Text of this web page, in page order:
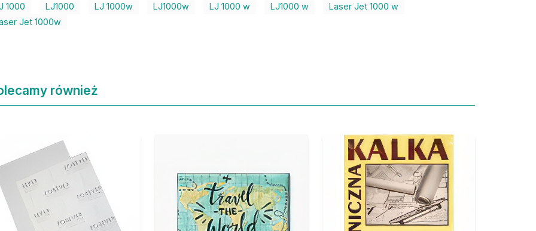
1000 LJ1000 LJ 1000w LJ1000w LJ 1000 w LJ1000 w
Laser Jet 1000 w
Jet 1000w
również